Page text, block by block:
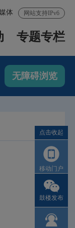
网站支持IPv6
体
专题专栏
无障碍浏览
点击收起
移动门户
鼓楼发布